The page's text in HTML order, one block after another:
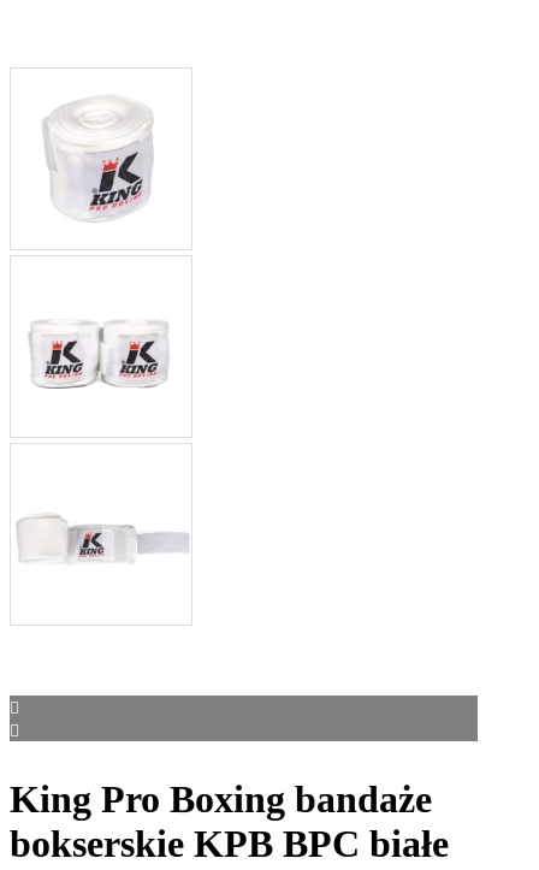
King Pro Boxing bandaże
bokserskie KPB BPC białe